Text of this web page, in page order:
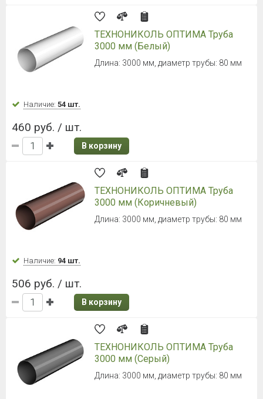
ТЕХНОНИКОЛЬ ОПТИМА Труба
3000 мм (Белый)
Длина: 3000 мм, диаметр трубы: 80 мм
Наличие: 54 шт.
460 руб. / шт.
В корзину
ТЕХНОНИКОЛЬ ОПТИМА Труба
3000 мм (Коричневый)
Длина: 3000 мм, диаметр трубы: 80 мм
Наличие: 94 шт.
506 руб. / шт.
В корзину
ТЕХНОНИКОЛЬ ОПТИМА Труба
3000 мм (Серый)
Длина: 3000 мм, диаметр трубы: 80 мм